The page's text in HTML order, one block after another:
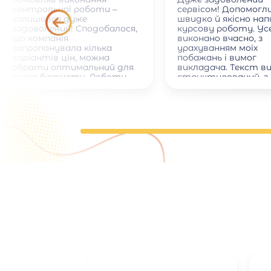
контрольної роботи –
залишився дуже
задоволений! Сподобалося,
що компанія
запропонувала кілька
варіантів цін, можна
обрати оптимальний для
свого бюджету. Роботу
Окремо хочу відзначити
ввічливе та оперативне
спілкування з менеджером.
сервісом!
швидко й якісно
курсову роботу.
виконано вчасно, з
урахуванням моїх
побажань і вимог
викладача. Текст
структурований, з
запитання.